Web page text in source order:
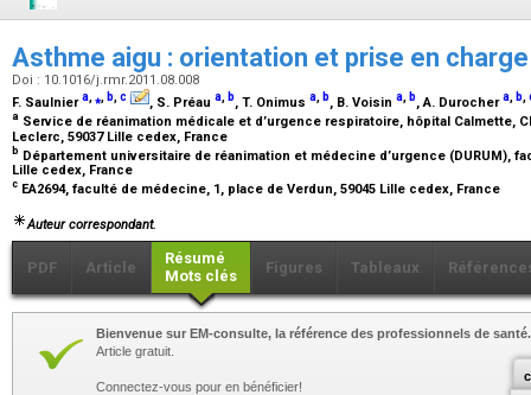
Asthme aigu : orientation et prise en
Doi : 10.1016/j.rmr.2011.08.008
F. Saulniera,⁎, b,c , S. Préau a, b, T. Onimus a, b, B. Voisin a, b, A. Durochera, b,
a Service de réanimation médicale et d’urgence respiratoire, hôpital Calmette,
Leclerc, 59037 Lille cedex, France
b Département universitaire de réanimation et médecine d’urgence (DURUM),
Lille cedex, France
c EA2694, faculté de médecine, 1, place de Verdun, 59045 Lille cedex, France
Auteur correspondant.
PDF Article
Résumé
Mots clés
Figures Tableaux
Bienvenue sur EM-consulte, la référence des professionnels de santé.
Article gratuit.
Connectez-vous pour en bénéficier!